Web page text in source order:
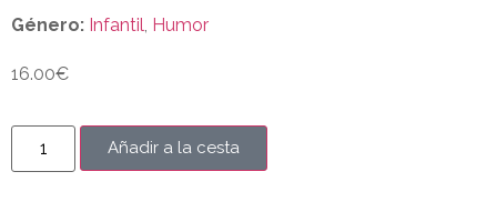
Género: Infantil, Humor
16.00€
Añadir a la cesta